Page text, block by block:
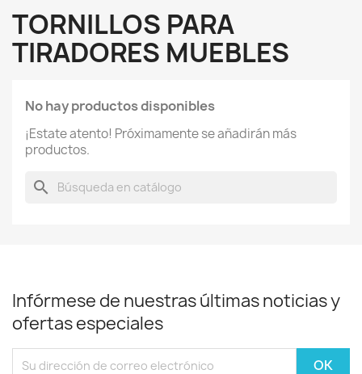
TORNILLOS PARA
TIRADORES MUEBLES
No hay productos disponibles
¡Estate atento! Próximamente se añadirán más
productos.
search
Infórmese de nuestras últimas noticias y
ofertas especiales